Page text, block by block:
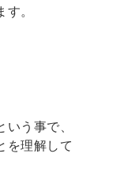
。
いう事で、
を理解して